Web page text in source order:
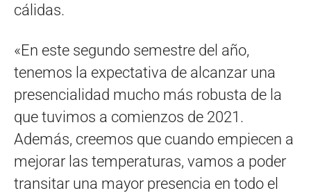
cálidas.
«En este segundo semestre del año,
tenemos la expectativa de alcanzar una
presencialidad mucho más robusta de la
que tuvimos a comienzos de 2021.
Además, creemos que cuando empiecen a
mejorar las temperaturas, vamos a poder
transitar una mayor presencia en todo el